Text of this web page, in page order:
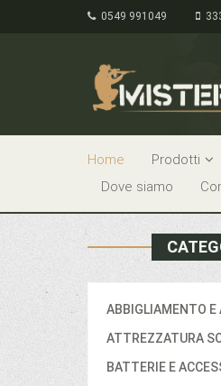
0549 991049
Home Prodotti
Dove siamo
ABBIGLIAMENTO E
ATTREZZATURA
BATTERIE E